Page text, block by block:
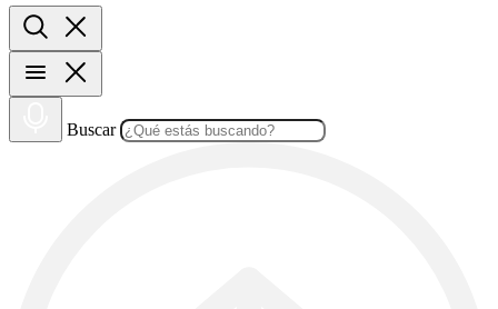
Buscar